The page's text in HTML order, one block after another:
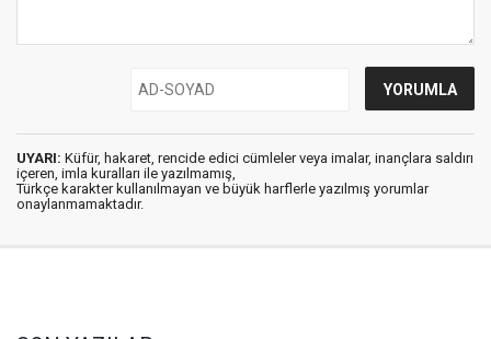
UYARI: Küfür, hakaret, rencide edici cümleler veya imalar, inançlara saldırı
içeren, imla kuralları ile yazılmamış,
Türkçe karakter kullanılmayan ve büyük harflerle yazılmış yorumlar
onaylanmamaktadır.